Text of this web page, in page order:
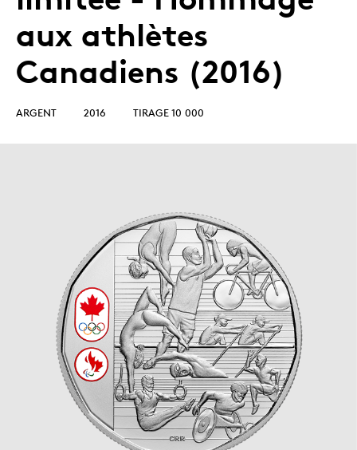
aux athlètes
Canadiens (2016)
ARGENT 2016 TIRAGE 10 000